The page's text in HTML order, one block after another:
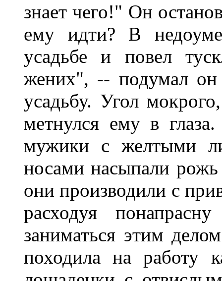
знает чего!" Он
ему идти? В
усадьбе и повел
жених", -- подумал он
усадьбу. Угол
метнулся ему в
мужики с желтыми
носами насыпали рожь
они производили с
расходуя
заниматься этим
походила на работу